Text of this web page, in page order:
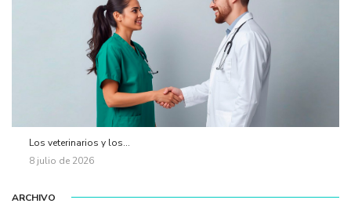
Los veterinarios y los...
8 julio de 2026
ARCHIVO